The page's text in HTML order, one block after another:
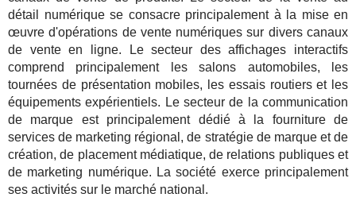
détail numérique se consacre principalement à la mise en
œuvre d'opérations de vente numériques sur divers canaux
de vente en ligne. Le secteur des affichages interactifs
comprend principalement les salons automobiles, les
tournées de présentation mobiles, les essais routiers et les
équipements expérientiels. Le secteur de la communication
de marque est principalement dédié à la fourniture de
services de marketing régional, de stratégie de marque et de
création, de placement médiatique, de relations publiques et
de marketing numérique. La société exerce principalement
ses activités sur le marché national.